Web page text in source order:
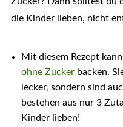
die Kinder lieben, nicht
Mit diesem Rezept
ohne Zuckerbacken.
lecker, sondern sind
bestehen aus nur 3
Kinder lieben!